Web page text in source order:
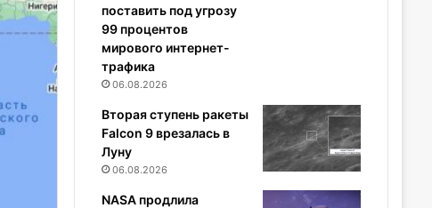
поставить под угрозу
99 процентов
мирового интернет-
трафика
06.08.2026
Вторая ступень ракеты
Falcon 9 врезалась в
Луну
06.08.2026
NASA продлила